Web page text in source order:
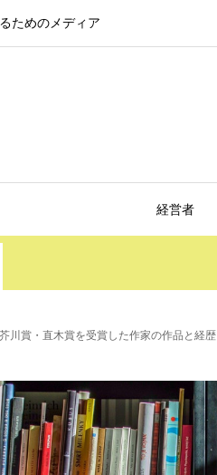
ためのメディア
経営者
川賞・直木賞を受賞した作家の作品と経歴